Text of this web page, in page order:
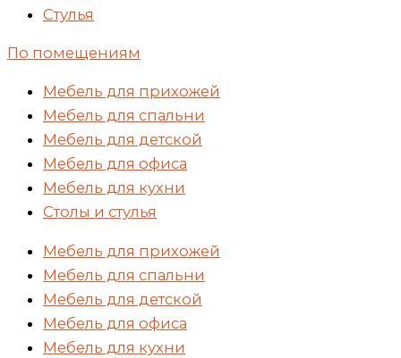
Стулья
По помещениям
Мебель для прихожей
Мебель для спальни
Мебель для детской
Мебель для офиса
Мебель для кухни
Столы и стулья
Мебель для прихожей
Мебель для спальни
Мебель для детской
Мебель для офиса
Мебель для кухни